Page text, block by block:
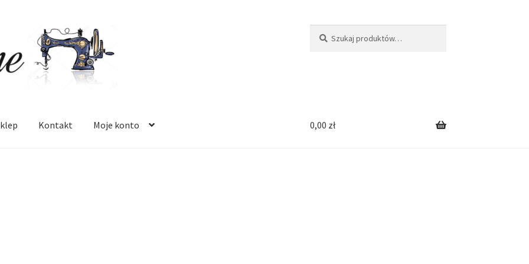
Kontakt Moje konto 0,00 zł